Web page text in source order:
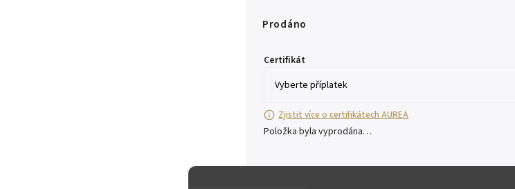
Prodáno
Certifikát
Zjistit více o certifikátech AUREA
Položka byla vyprodána…